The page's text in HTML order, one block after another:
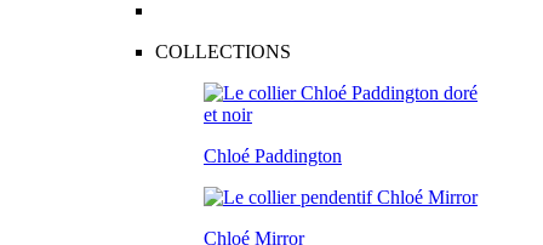
COLLECTIONS
Chloé Paddington
Chloé Mirror